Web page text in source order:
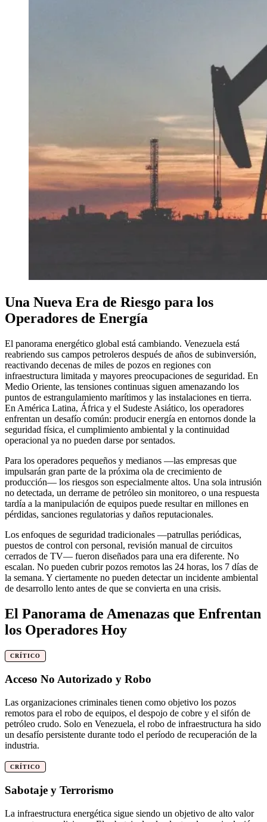
Una Nueva Era de Riesgo para los
Operadores de Energía
El panorama energético global está cambiando. Venezuela está
reabriendo sus campos petroleros después de años de subinversión,
reactivando decenas de miles de pozos en regiones con
infraestructura limitada y mayores preocupaciones de seguridad. En
Medio Oriente, las tensiones continuas siguen amenazando los
puntos de estrangulamiento marítimos y las instalaciones en tierra.
En América Latina, África y el Sudeste Asiático, los operadores
enfrentan un desafío común: producir energía en entornos donde la
seguridad física, el cumplimiento ambiental y la continuidad
operacional ya no pueden darse por sentados.
Para los operadores pequeños y medianos —las empresas que
impulsarán gran parte de la próxima ola de crecimiento de
producción— los riesgos son especialmente altos. Una sola intrusión
no detectada, un derrame de petróleo sin monitoreo, o una respuesta
tardía a la manipulación de equipos puede resultar en millones en
pérdidas, sanciones regulatorias y daños reputacionales.
Los enfoques de seguridad tradicionales —patrullas periódicas,
puestos de control con personal, revisión manual de circuitos
cerrados de TV— fueron diseñados para una era diferente. No
escalan. No pueden cubrir pozos remotos las 24 horas, los 7 días de
la semana. Y ciertamente no pueden detectar un incidente ambiental
de desarrollo lento antes de que se convierta en una crisis.
El Panorama de Amenazas que Enfrentan
los Operadores Hoy
CRÍTICO
Acceso No Autorizado y Robo
Las organizaciones criminales tienen como objetivo los pozos
remotos para el robo de equipos, el despojo de cobre y el sifón de
petróleo crudo. Solo en Venezuela, el robo de infraestructura ha sido
un desafío persistente durante todo el período de recuperación de la
industria.
CRÍTICO
Sabotaje y Terrorismo
La infraestructura energética sigue siendo un objetivo de alto valor